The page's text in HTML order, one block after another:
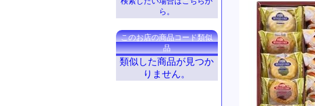
ら。
このお店の商品コード類似
品
類似した商品が見つか
りません。